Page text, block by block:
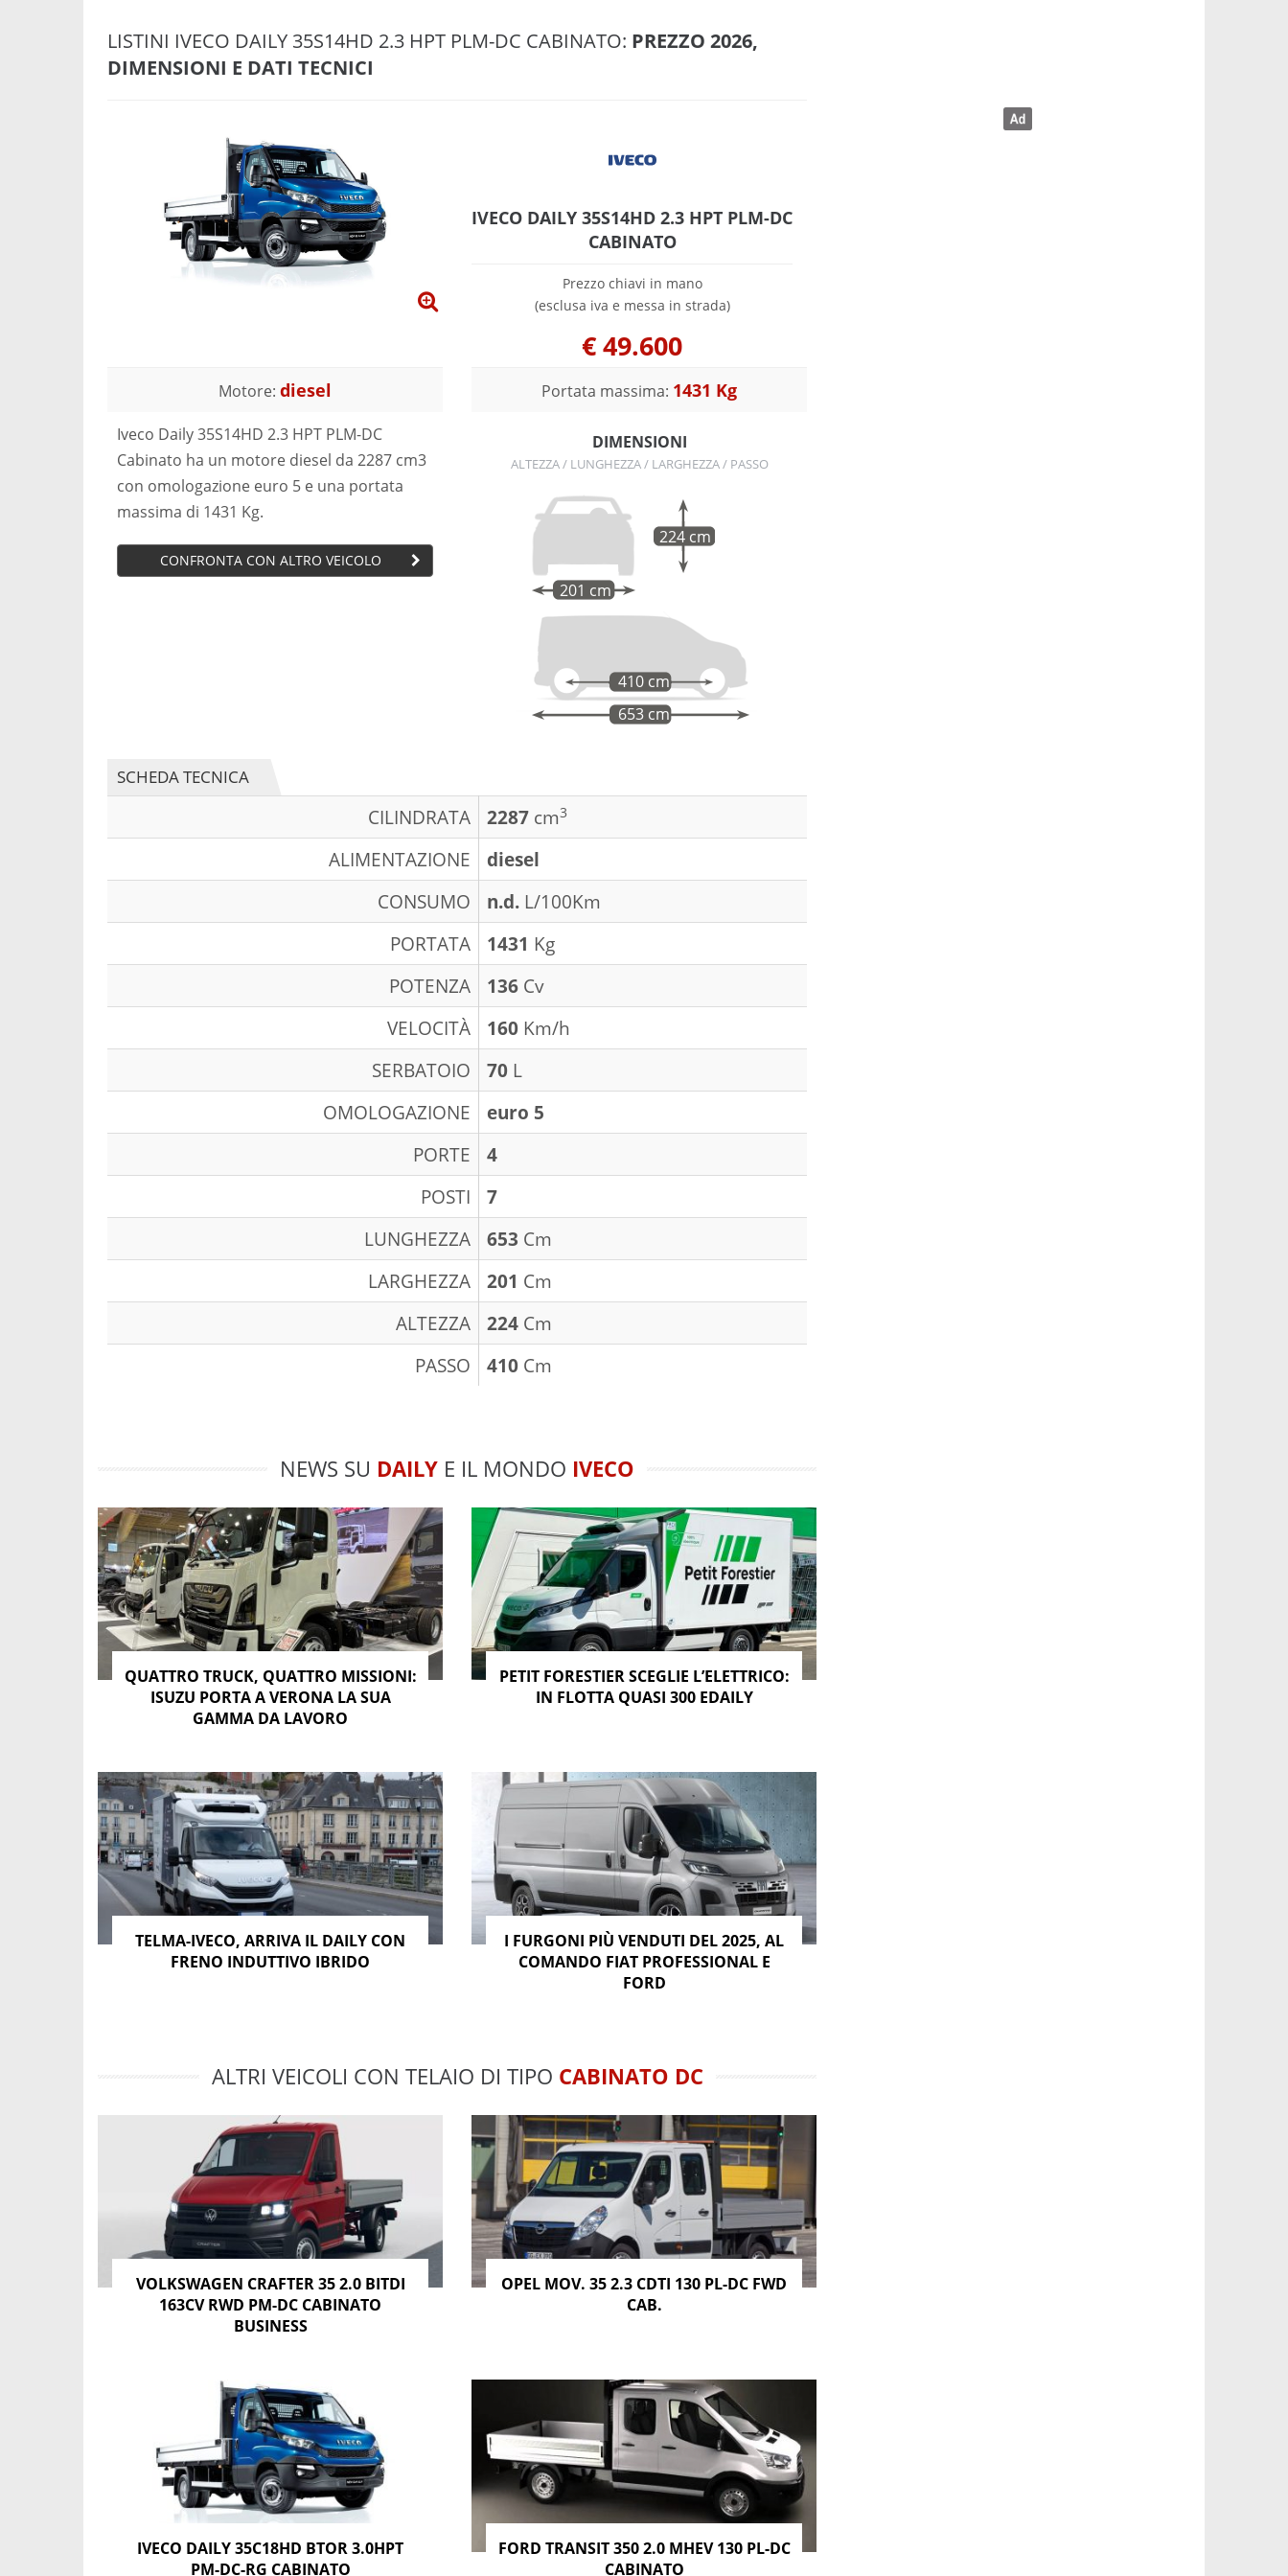
LISTINI IVECO DAILY 35S14HD 2.3 HPT PLM-DC CABINATO: PREZZO 2026,
DIMENSIONI E DATI TECNICI
IVECO DAILY 35S14HD 2.3 HPT PLM-DC
CABINATO
Prezzo chiavi in mano
(esclusa iva e messa in strada)
€49.600
Motore: diesel
Iveco Daily 35S14HD 2.3 HPT PLM-DC
Cabinato ha un motore diesel da 2287 cm3
con omologazione euro 5 e una portata
massima di 1431 Kg.
CONFRONTA CON ALTRO VEICOLO
Portata massima: 1431 Kg
DIMENSIONI
ALTEZZA / LUNGHEZZA / LARGHEZZA / PASSO
201 cm
224 cm
653 cm
410 cm
SCHEDA TECNICA
CILINDRATA 2287 cm3
ALIMENTAZIONE
diesel
CONSUMO
n.d. L/100Km
PORTATA
1431 Kg
POTENZA
136 Cv
VELOCITÀ
160 Km/h
SERBATOIO
70 L
OMOLOGAZIONE
euro 5
PORTE
4
POSTI
7
LUNGHEZZA
653 Cm
LARGHEZZA
201 Cm
ALTEZZA
224 Cm
PASSO
410 Cm
NEWS SU DAILY E IL MONDO IVECO
QUATTRO TRUCK, QUATTRO MISSIONI:
ISUZU PORTA A VERONA LA SUA
GAMMA DA LAVORO
PETIT FORESTIER SCEGLIE L’ELETTRICO:
IN FLOTTA QUASI 300 EDAILY
TELMA-IVECO, ARRIVA IL DAILY CON
FRENO INDUTTIVO IBRIDO
I FURGONI PIÙ VENDUTI DEL 2025, AL
COMANDO FIAT PROFESSIONAL E
FORD
ALTRI VEICOLI CON TELAIO DI TIPO CABINATO DC
VOLKSWAGEN CRAFTER 35 2.0 BITDI
163CV RWD PM-DC CABINATO
BUSINESS
OPEL MOV. 35 2.3 CDTI 130 PL-DC FWD
CAB.
IVECO DAILY 35C18HD BTOR 3.0HPT
PM-DC-RG CABINATO
FORD TRANSIT 350 2.0 MHEV 130 PL-DC
CABINATO